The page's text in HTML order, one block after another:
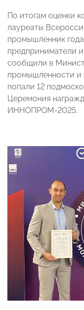
По итогам оценки
лауреаты
промышленник
предприниматели
сообщили в
промышленности и
попали 12
Церемония
ИННОПРОМ-2025.